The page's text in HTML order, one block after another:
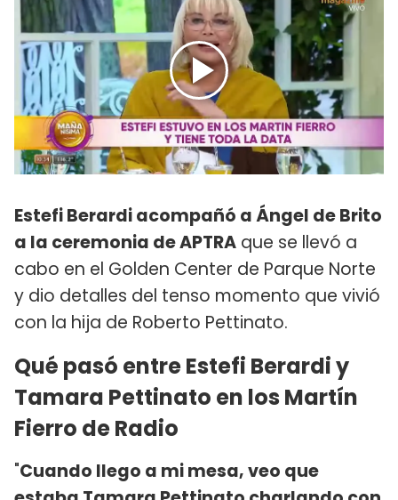
Estefi Berardi acompañó a Ángel de Brito
a la ceremonia de APTRA que se llevó a
cabo en el Golden Center de Parque Norte
y dio detalles del tenso momento que vivió
con la hija de Roberto Pettinato.
Qué pasó entre Estefi Berardi y
Tamara Pettinato en los Martín
Fierro de Radio
"Cuando llego a mi mesa, veo que